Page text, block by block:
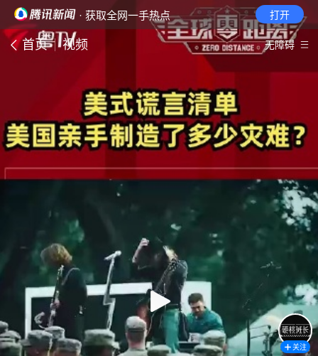
· 获取全网一手热点 打开
首页 视频 无障碍
关注